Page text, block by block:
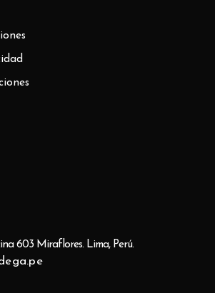
603 Miraflores. Lima, Perú.